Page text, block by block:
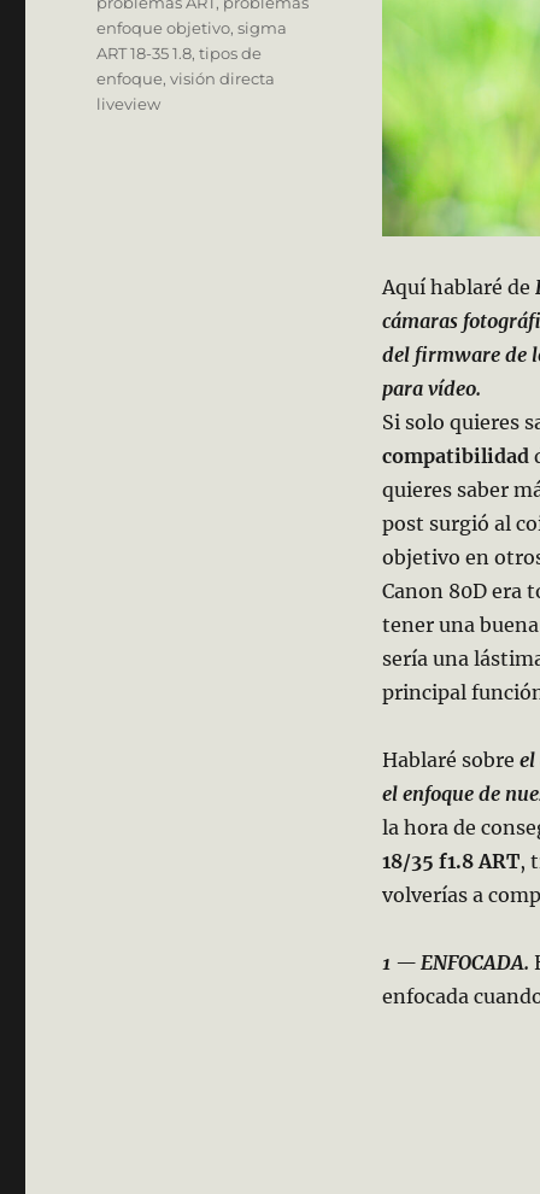
Aquí hablaré de
cámaras
del firmware de
para vídeo.
Si solo quieres
compatibilidad
quieres saber
post surgió al
objetivo en
Canon 80D era
tener una
sería una
principal
Hablaré sobre el
el enfoque de
la hora de
18/35 f1.8 ART,
volverías a
1 — ENFOCADA.
enfocada
enfoque objetivo,sigma
ART 18-35 1.8,tipos de
enfoque,visión directa
liveview